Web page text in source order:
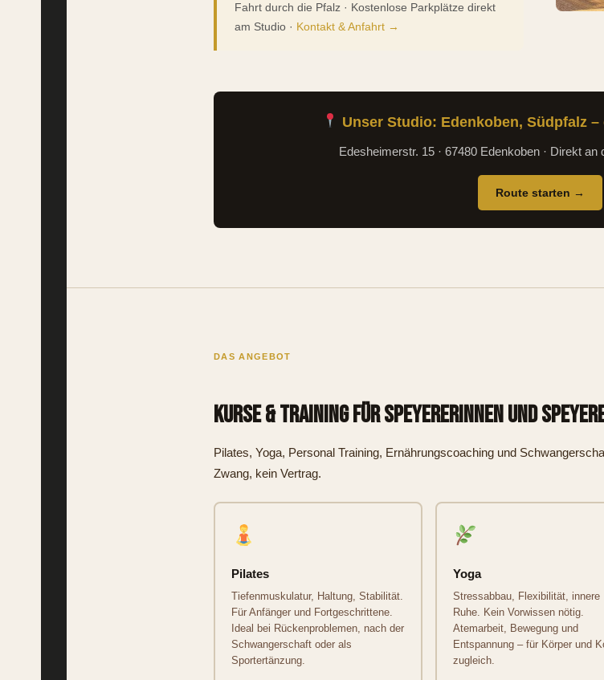
Fahrt durch die Pfalz · Kostenlose Parkplätze direkt
am Studio · Kontakt & Anfahrt →
Unser Studio: Edenkoben, Südpfalz
Edesheimerstr. 15 · 67480 Edenkoben · Direkt
Route starten →
DAS ANGEBOT
Kurse & Training für Speyererinnen und
Pilates, Yoga, Personal Training, Ernährungscoaching und
Zwang, kein Vertrag.
Pilates
Tiefenmuskulatur, Haltung, Stabilität.
Für Anfänger und Fortgeschrittene.
Ideal bei Rückenproblemen, nach der
Schwangerschaft oder als
Sportertänzung.
Yoga
Stressabbau, Flexibilität, innere
Ruhe. Kein Vorwissen nötig.
Atemarbeit, Bewegung und
Entspannung – für Körper und
zugleich.